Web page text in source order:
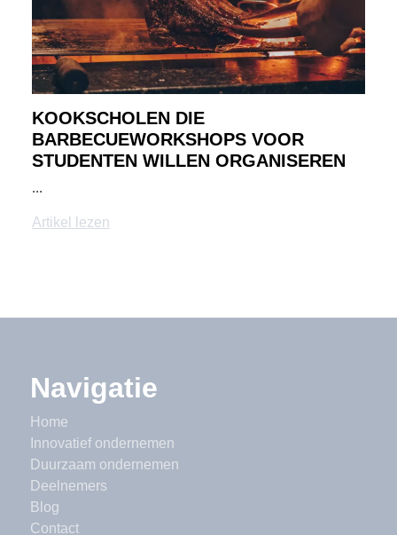
KOOKSCHOLEN DIE
BARBECUEWORKSHOPS VOOR
STUDENTEN WILLEN ORGANISEREN
...
Artikel lezen
Navigatie
Home
Innovatief ondernemen
Duurzaam ondernemen
Deelnemers
Blog
Contact